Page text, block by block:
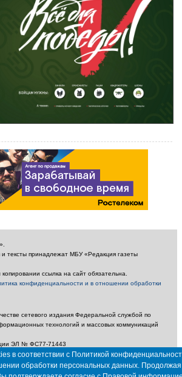
тексты принадлежат МБУ «Редакция газеты
ссылка на сайт обязательна.
конфиденциальности и в отношении обработки
сетевого издания Федеральной службой по
технологий и массовых коммуникаций
ЭЛ № ФС77-71443
бюджетное учреждение «Редакция газеты «Калужская
А. Ю. / Электронный адрес редакции:
в соответствии с Политикой
обработки персональных данных. Продолжая